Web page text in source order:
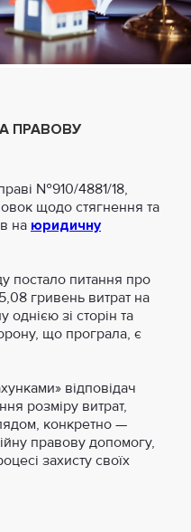
ПРАВОВУ
№910/4881/18,
щодо стягнення та
на юридичну
постало питання про
гривень витрат на
зі сторін та
що програла, є
відповідач
розміру витрат,
конкретно —
правову допомогу,
захисту своїх